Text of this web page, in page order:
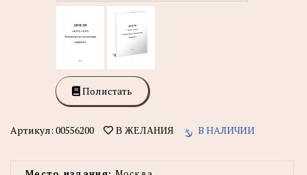
Полистать
Артикул: 00556200 В ЖЕЛАНИЯ В НАЛИЧИИ